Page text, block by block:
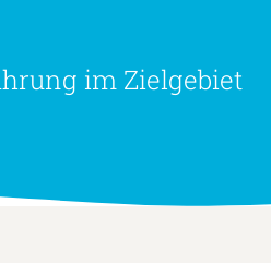
im Zielgebiet